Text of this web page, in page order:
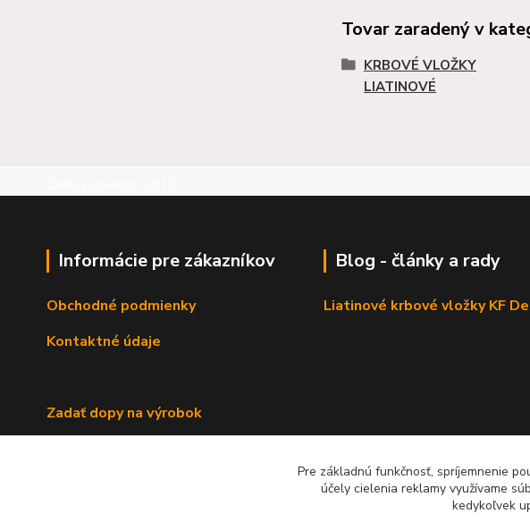
Tovar zaradený v
KRBOVÉ VLOŽKY
LIATINOVÉ
Informácie pre zákazníkov
Obchodné podmienky
Kontaktné údaje
Zadať dopy na výrobok
Blog - články a rady
Liatinové krbové vložky KF
Pre základnú funkčnosť, spríjemnenie
účely cielenia reklamy využívame
kedykoľvek